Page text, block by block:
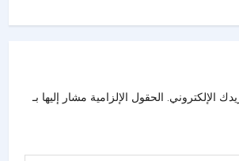
الإلكتروني. الحقول الإلزامية مشار إليها بـ